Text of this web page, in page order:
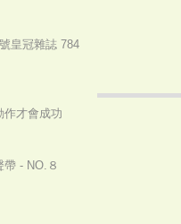
皇冠雜誌 784
作才會成功
帶 - NO.８